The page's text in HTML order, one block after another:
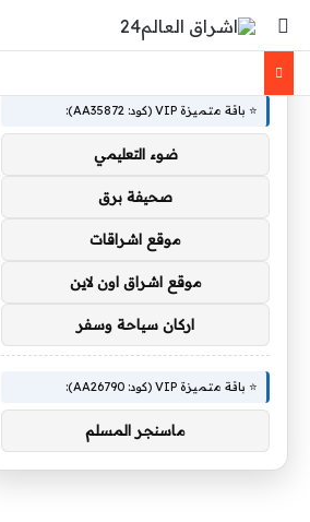
بحث عن
🚀 توصيات : ×
⭐ باقة متميزة VIP (كود: AA35872):
ضوء التعليمي
صحيفة برق
موقع اشراقات
موقع اشراق اون لاين
اركان سياحة وسفر
⭐ باقة متميزة VIP (كود: AA26790):
ماسنجر المسلم